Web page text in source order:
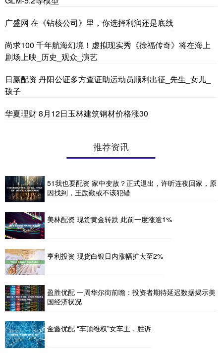
广盛网 在《钻核公司》里，你选择利润还是底线
尚求100 千年航海幻境！虚拟现实秀《徐福传奇》将在海上
剧场上映_历史_观众_演艺
日赢配资 丹阳公证多方查证助运动员顺利出征_先生_女儿_
孩子
华夏理财 8月12日玉林建筑钢材价格涨30
推荐资讯
51我也要配资 家中变故？正式退出，许昕连夜回家，原
因找到，王励勤或不该犯错
美林配资 现货黄金转跌 此前一度涨逾1%
亨利投资 现货白银日内涨幅扩大至2%
盈胜优配 一周华尔街前瞻：投资者期待延迟数据揭示美
国经济状况
金鑫优配 “车顶维权”女车主，胜诉